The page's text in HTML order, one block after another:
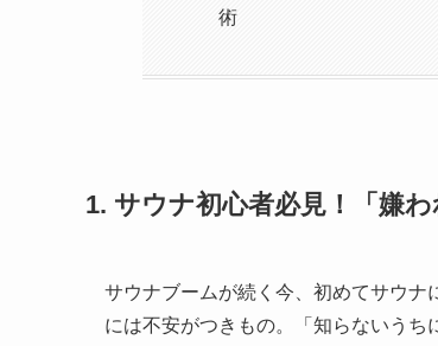
術
1. サウナ初心者必見！「嫌
サウナブームが続く今、初めてサウ
には不安がつきもの。「知らないう